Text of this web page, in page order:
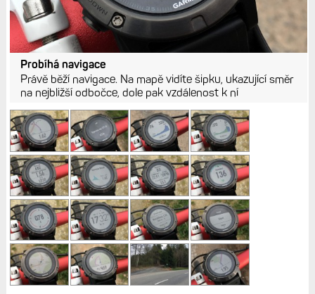
Probíhá navigace
Právě běží navigace. Na mapě vidíte šipku, ukazující směr
na nejbližší odbočce, dole pak vzdálenost k ní